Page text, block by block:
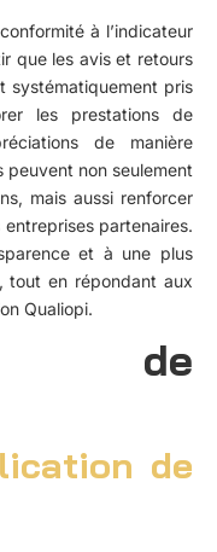
à l’indicateur
que les avis et retours
systématiquement pris
les prestations de
de manière
peuvent non seulement
mais aussi renforcer
partenaires.
et à une plus
tout en répondant aux
Qualiopi.
de
de